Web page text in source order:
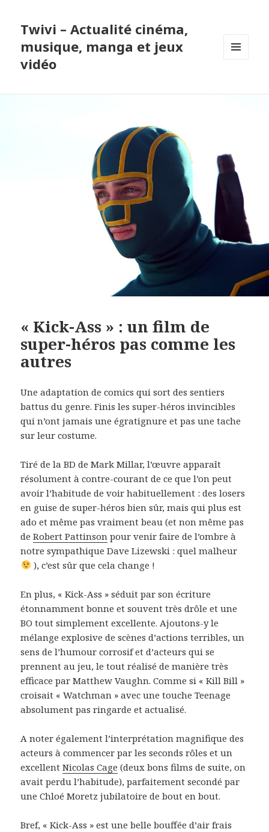
Twivi – Actualité cinéma,
musique, manga et jeux
vidéo
« Kick-Ass » : un film de
super-héros pas comme les
autres
Une adaptation de comics qui sort des sentiers
battus du genre. Finis les super-héros invincibles
qui n’ont jamais une égratignure et pas une tache
sur leur costume.
Tiré de la BD de Mark Millar, l’œuvre apparaît
résolument à contre-courant de ce que l’on peut
avoir l’habitude de voir habituellement : des losers
en guise de super-héros bien sûr, mais qui plus est
ado et même pas vraiment beau (et non même pas
deRobert Pattinson pour venir faire de l’ombre à
notre sympathique Dave Lizewski : quel malheur
), c’est sûr que cela change !
En plus, « Kick-Ass » séduit par son écriture
étonnamment bonne et souvent très drôle et une
BO tout simplement excellente. Ajoutons-y le
mélange explosive de scènes d’actions terribles, un
sens de l’humour corrosif et d’acteurs qui se
prennent au jeu, le tout réalisé de manière très
efficace par Matthew Vaughn. Comme si « Kill Bill »
croisait « Watchman » avec une touche Teenage
absolument pas ringarde et actualisé.
A noter également l’interprétation magnifique des
acteurs à commencer par les seconds rôles et un
excellentNicolas Cage (deux bons films de suite, on
avait perdu l’habitude), parfaitement secondé par
une Chloé Moretz jubilatoire de bout en bout.
Bref, « Kick-Ass » est une belle bouffée d’air frais